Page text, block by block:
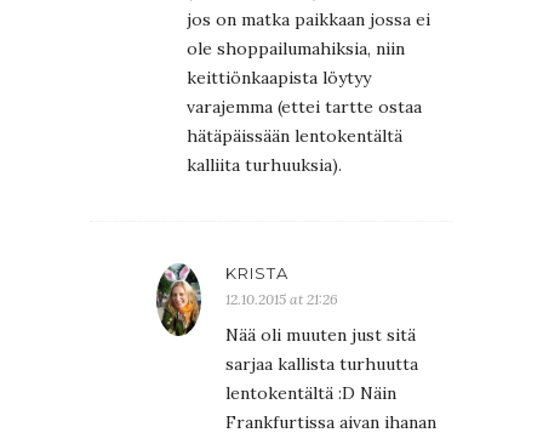
jos on matka paikkaan jossa ei
ole shoppailumahiksia, niin
keittiönkaapista löytyy
varajemma (ettei tartte ostaa
hätäpäissään lentokentältä
kalliita turhuuksia).
KRISTA
12.10.2015 at 21:26
Nää oli muuten just sitä
sarjaa kallista turhuutta
lentokentältä :D Näin
Frankfurtissa aivan ihanan